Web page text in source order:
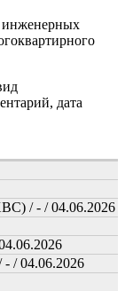
инженерных
дата
/ - / 04.06.2026
- / 04.06.2026